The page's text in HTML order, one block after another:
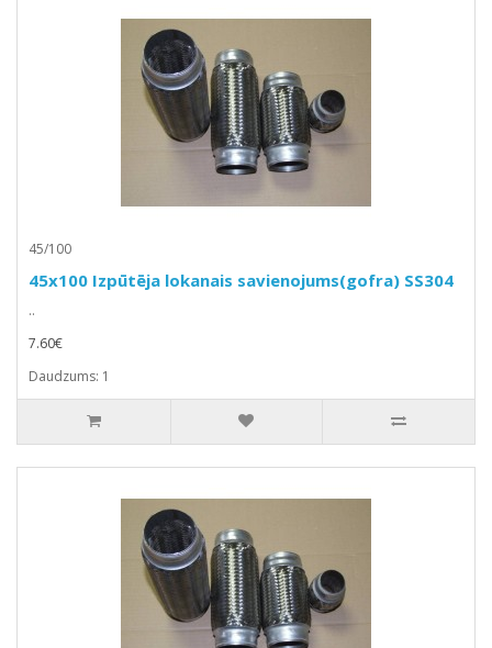
45/100
45x100 Izpūtēja lokanais savienojums(gofra) SS304
..
7.60€
Daudzums: 1